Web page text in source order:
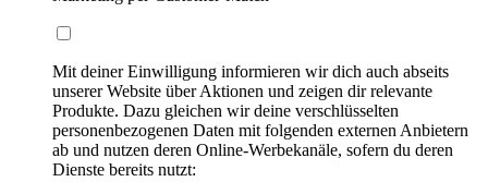
Mit deiner Einwilligung informieren wir dich auch abseits
unserer Website über Aktionen und zeigen dir relevante
Produkte. Dazu gleichen wir deine verschlüsselten
personenbezogenen Daten mit folgenden externen Anbietern
ab und nutzen deren Online-Werbekanäle, sofern du deren
Dienste bereits nutzt: